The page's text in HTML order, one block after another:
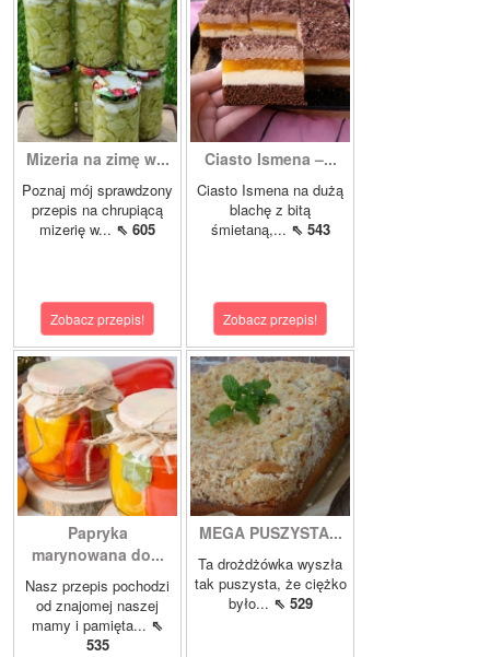
Mizeria na zimę w...
Poznaj mój sprawdzony
przepis na chrupiącą
mizerię w... ⇖ 605
Zobacz przepis!
Ciasto Ismena –...
Ciasto Ismena na dużą
blachę z bitą
śmietaną,... ⇖ 543
Zobacz przepis!
Papryka
marynowana do...
Nasz przepis pochodzi
od znajomej naszej
mamy i pamięta... ⇖
535
MEGA PUSZYSTA...
Ta drożdżówka wyszła
tak puszysta, że ciężko
było... ⇖ 529